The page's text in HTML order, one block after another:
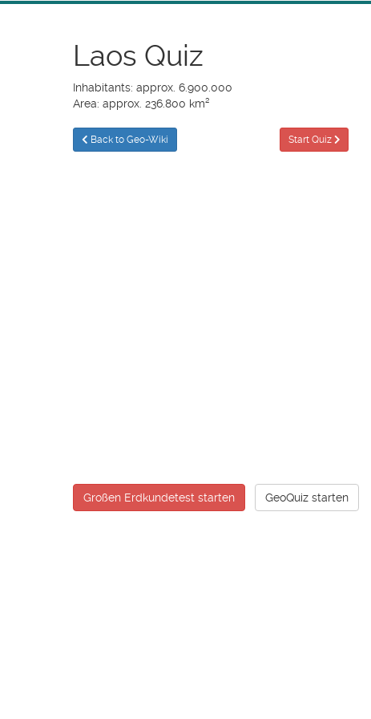
Laos Quiz
Inhabitants: approx. 6.900.000
Area: approx. 236.800 km²
Back to Geo-Wiki Start Quiz
Großen Erdkundetest starten GeoQuiz starten